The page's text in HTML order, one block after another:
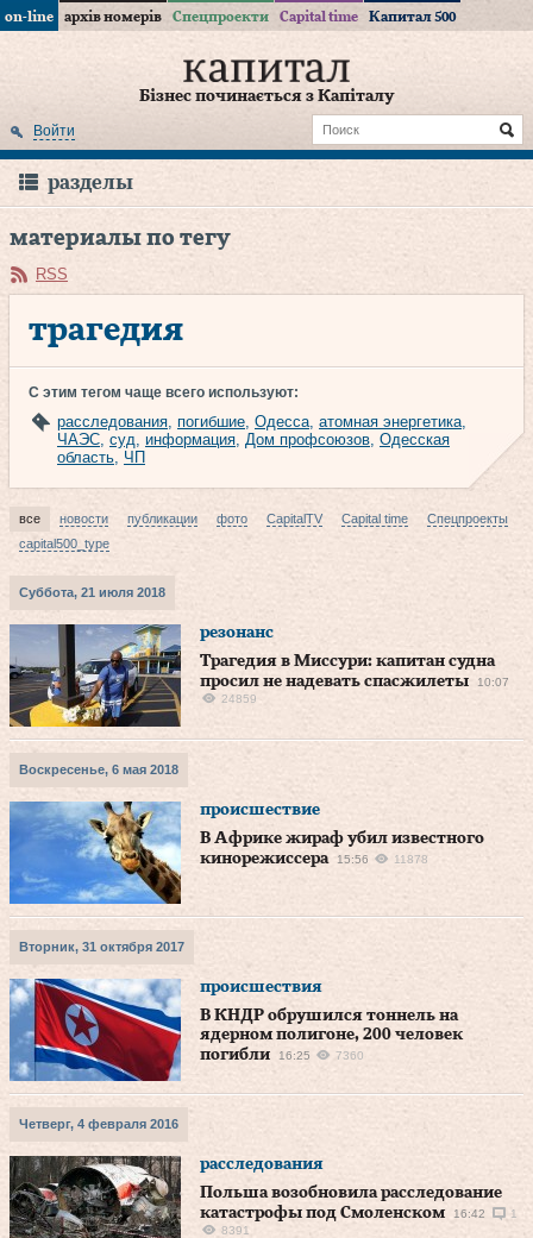
on-line архів номерів Спецпроекти Capital time Капитал 500
Бізнес починається з Капіталу
Войти
разделы
материалы по тегу
RSS
трагедия
С этим тегом чаще всего используют:
расследования, погибшие, Одесса, атомная энергетика,
ЧАЭС, суд, информация, Дом профсоюзов, Одесская
область, ЧП
все новости публикации фото CapitalTV Capital time
Спецпроекты
capital500_type
Суббота, 21 июля 2018
резонанс
Трагедия в Миссури: капитан судна
просил не надевать спасжилеты
10:07
24859
Воскресенье, 6 мая 2018
происшествие
В Африке жираф убил известного
кинорежиссера
15:56 11878
Вторник, 31 октября 2017
происшествия
В КНДР обрушился тоннель на
ядерном полигоне, 200 человек
погибли
16:25 7360
Четверг, 4 февраля 2016
расследования
Польша возобновила расследование
катастрофы под Смоленском
16:42
1
8391